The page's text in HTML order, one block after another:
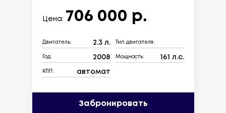
Цена: 706 000 р.
Двигатель: 2.3 л. Тип двигателя:
Год: 2008 Мощность: 161 л.с.
КПП: автомат
Забронировать